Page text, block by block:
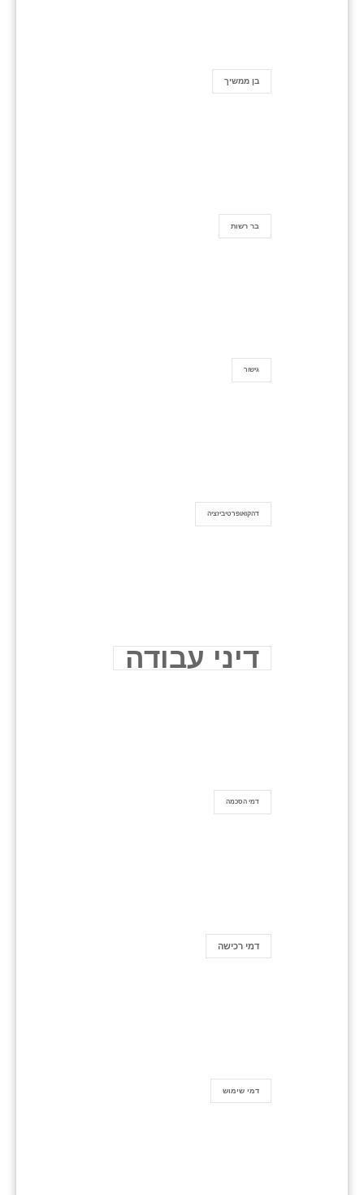
בן ממשיך
בר רשות
גישור
דהקואופרטיביזציה
דיני עבודה
דמי הסכמה
דמי רכישה
דמי שימוש